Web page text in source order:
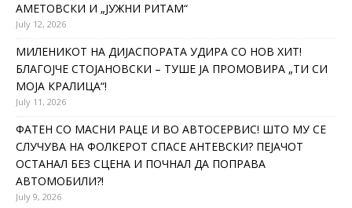
АМЕТОВСКИ И „ЈУЖНИ РИТАМ“
July 12, 2026
МИЛЕНИКОТ НА ДИЈАСПОРАТА УДИРА СО НОВ ХИТ!
БЛАГОЈЧЕ СТОЈАНОВСКИ – ТУШЕ ЈА ПРОМОВИРА „ТИ СИ
МОЈА КРАЛИЦА“!
July 11, 2026
ФАТЕН СО МАСНИ РАЦЕ И ВО АВТОСЕРВИС! ШТО МУ СЕ
СЛУЧУВА НА ФОЛКЕРОТ СПАСЕ АНТЕВСКИ? ПЕЈАЧОТ
ОСТАНАЛ БЕЗ СЦЕНА И ПОЧНАЛ ДА ПОПРАВА
АВТОМОБИЛИ?!
July 9, 2026